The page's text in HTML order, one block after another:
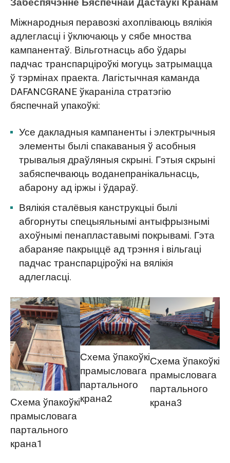
Міжнародныя перавозкі ахопліваюць вялікія
адлегласці і ўключаюць у сябе мноства
кампанентаў. Вільготнасць або ўдары
падчас транспарціроўкі могуць затрымацца
ў тэрмінах праекта. Лагістычная каманда
DAFANCGRANE ўкараніла стратэгію
бяспечнай упакоўкі:
Усе дакладныя кампаненты і электрычныя
элементы былі спакаваныя ў асобныя
трывалыя драўляныя скрыні. Гэтыя скрыні
забяспечваюць воданепранікальнасць,
абарону ад іржы і ўдараў.
Вялікія сталёвыя канструкцыі былі
абгорнуты спецыяльнымі антыфрызнымі
ахоўнымі пенапластавымі покрывамі. Гэта
абараняе пакрыццё ад трэння і вільгаці
падчас транспарціроўкі на вялікія
адлегласці.
Схема ўпакоўкі
прамысловага
партального
крана1
Схема ўпакоўкі
прамысловага
партального
крана2
Схема ўпакоўкі
прамысловага
партального
крана3